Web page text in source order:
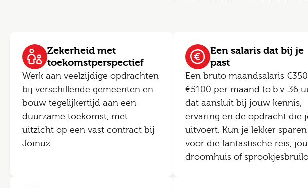
Zekerheid met
toekomstperspectief
Werk aan veelzijdige opdrachten
bij verschillende gemeenten en
bouw tegelijkertijd aan een
duurzame toekomst, met
uitzicht op een vast contract bij
Joinuz.
Een salaris dat bij je
past
Een bruto maandsalaris
€5100 per maand (o.b.v. 36
dat aansluit bij jouw kennis,
ervaring en de opdracht die
uitvoert. Kun je lekker sparen
voor die fantastische reis,
droomhuis of